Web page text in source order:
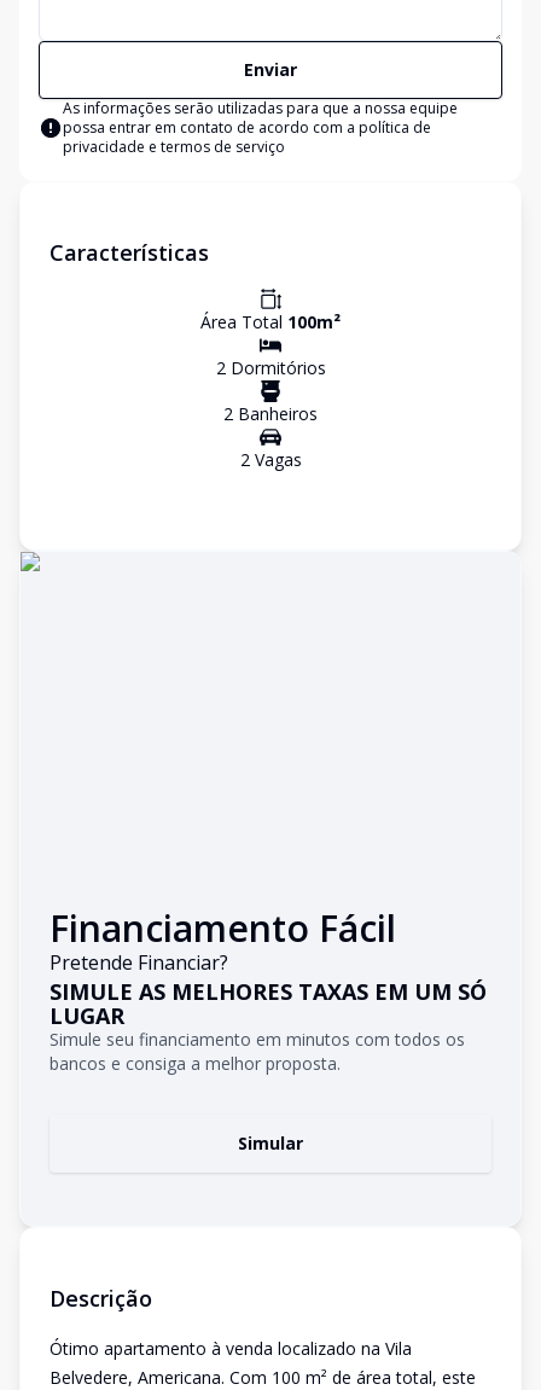
Enviar
As informações serão utilizadas para que a nossa equipe
possa entrar em contato de acordo com a política de
privacidade e termos de serviço
Características
Área Total 100m²
2Dormitórios
2 Banheiros
2Vagas
Financiamento Fácil
Pretende Financiar?
SIMULE AS MELHORES TAXAS EM UM SÓ
LUGAR
Simule seu financiamento em minutos com todos os
bancos e consiga a melhor proposta.
Simular
Descrição
Ótimo apartamento à venda localizado na Vila
Belvedere, Americana. Com 100 m² de área total, este